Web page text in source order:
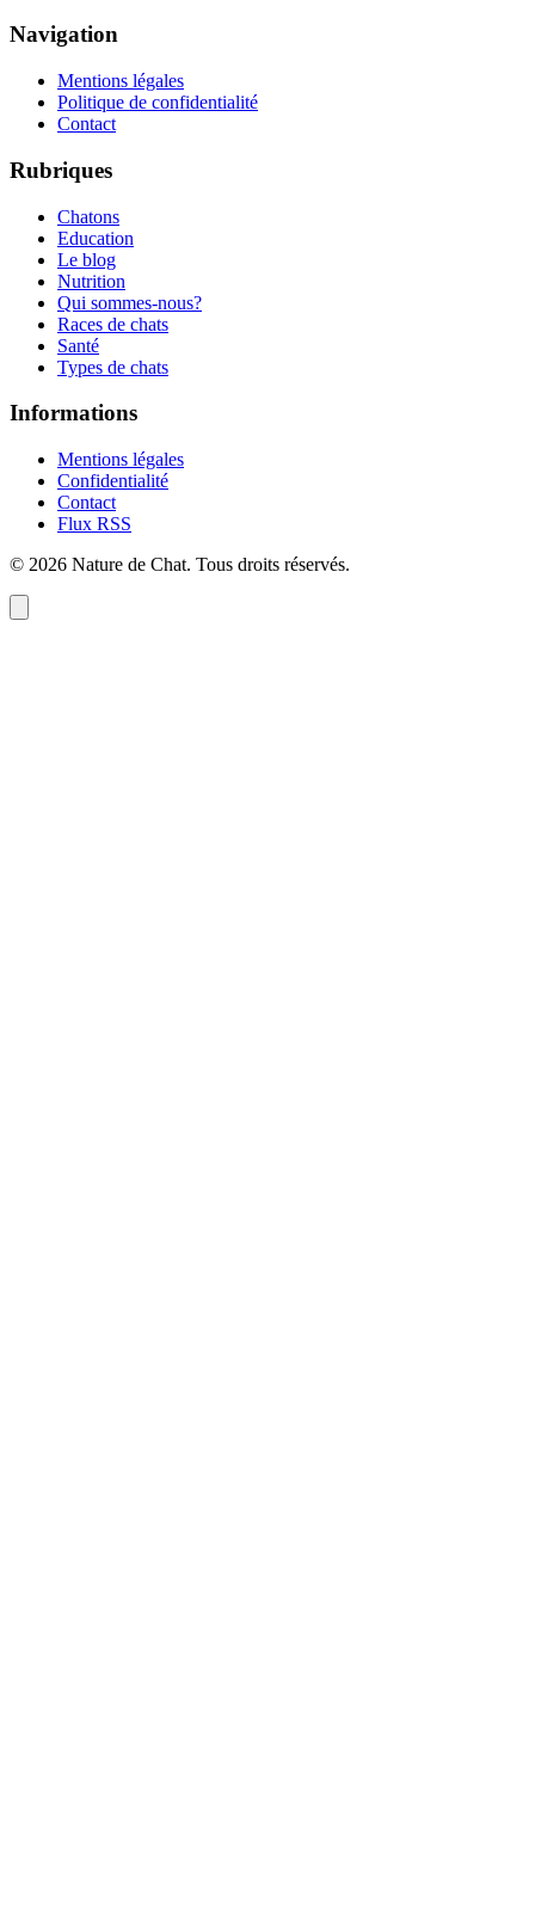
Navigation
Mentions légales
Politique de confidentialité
Contact
Rubriques
Chatons
Education
Le blog
Nutrition
Qui sommes-nous?
Races de chats
Santé
Types de chats
Informations
Mentions légales
Confidentialité
Contact
Flux RSS
© 2026 Nature de Chat. Tous droits réservés.